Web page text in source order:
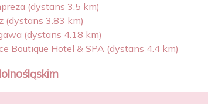
(dystans 3.5 km)
(dystans 3.83 km)
(dystans 4.18 km)
Boutique Hotel & SPA (dystans 4.4 km)